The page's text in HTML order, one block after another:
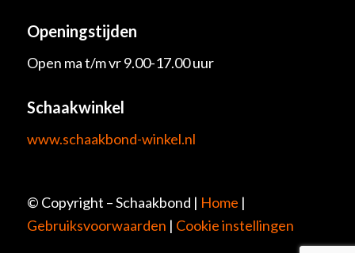
Openingstijden
Open ma t/m vr 9.00-17.00 uur
Schaakwinkel
www.schaakbond-winkel.nl
© Copyright – Schaakbond | Home |
Gebruiksvoorwaarden | Cookie instellingen